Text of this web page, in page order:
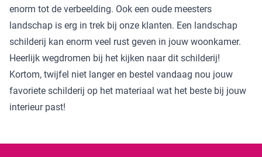
enorm tot de verbeelding. Ook een oude meesters
landschap is erg in trek bij onze klanten. Een landschap
schilderij kan enorm veel rust geven in jouw woonkamer.
Heerlijk wegdromen bij het kijken naar dit schilderij!
Kortom, twijfel niet langer en bestel vandaag nou jouw
favoriete schilderij op het materiaal wat het beste bij jouw
interieur past!